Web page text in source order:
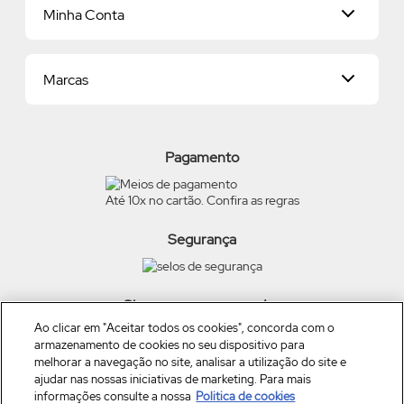
Política de Privacidade
Trocas e Devoluções
Carga Tributária
Scent Cards
Quero ser Revendedor
Minha Conta
Meus endereços
Marcas
Quem Disse, Berenice?
Pagamento
Até 10x no cartão. Confira as regras
Segurança
Siga a empresa nas redes
Ao clicar em "Aceitar todos os cookies", concorda com o
armazenamento de cookies no seu dispositivo para
melhorar a navegação no site, analisar a utilização do site e
ajudar nas nossas iniciativas de marketing. Para mais
informações consulte a nossa Politica de cookies